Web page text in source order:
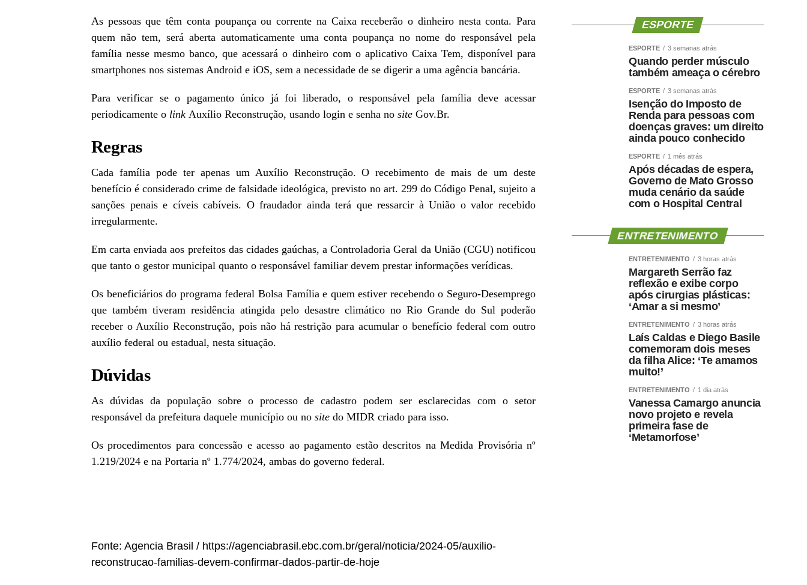
As pessoas que têm conta poupança ou corrente na Caixa receberão o dinheiro nesta conta. Para
quem não tem, será aberta automaticamente uma conta poupança no nome do responsável pela
família nesse mesmo banco, que acessará o dinheiro com o aplicativo Caixa Tem, disponível para
smartphones nos sistemas Android e iOS, sem a necessidade de se digerir a uma agência bancária.
Para verificar se o pagamento único já foi liberado, o responsável pela família deve acessar
periodicamente o link Auxílio Reconstrução, usando login e senha no site Gov.Br.
Regras
Cada família pode ter apenas um Auxílio Reconstrução. O recebimento de mais de um deste
benefício é considerado crime de falsidade ideológica, previsto no art. 299 do Código Penal, sujeito a
sanções penais e cíveis cabíveis. O fraudador ainda terá que ressarcir à União o valor recebido
irregularmente.
Em carta enviada aos prefeitos das cidades gaúchas, a Controladoria Geral da União (CGU) notificou
que tanto o gestor municipal quanto o responsável familiar devem prestar informações verídicas.
Os beneficiários do programa federal Bolsa Família e quem estiver recebendo o Seguro-Desemprego
que também tiveram residência atingida pelo desastre climático no Rio Grande do Sul poderão
receber o Auxílio Reconstrução, pois não há restrição para acumular o benefício federal com outro
auxílio federal ou estadual, nesta situação.
Dúvidas
As dúvidas da população sobre o processo de cadastro podem ser esclarecidas com o setor
responsável da prefeitura daquele município ou no site do MIDR criado para isso.
Os procedimentos para concessão e acesso ao pagamento estão descritos na Medida Provisória nº
1.219/2024 e na Portaria nº 1.774/2024, ambas do governo federal.
Fonte: Agencia Brasil / https://agenciabrasil.ebc.com.br/geral/noticia/2024-05/auxilio-
reconstrucao-familias-devem-confirmar-dados-partir-de-hoje
ESPORTE
ESPORTE 3 semanas atrás
Quando perder músculo
também ameaça o cérebro
ESPORTE 3 semanas atrás
Isenção do Imposto de
Renda para pessoas com
doenças graves: um direito
ainda pouco conhecido
ESPORTE 1 mês atrás
Após décadas de espera,
Governo de Mato Grosso
muda cenário da saúde
com o Hospital Central
ENTRETENIMENTO
ENTRETENIMENTO 3 horas atrás
Margareth Serrão faz
reflexão e exibe corpo
após cirurgias plásticas:
‘Amar a si mesmo’
ENTRETENIMENTO 3 horas atrás
Laís Caldas e Diego Basile
comemoram dois meses
da filha Alice: ‘Te amamos
muito!’
ENTRETENIMENTO 1 dia atrás
Vanessa Camargo anuncia
novo projeto e revela
primeira fase de
‘Metamorfose’